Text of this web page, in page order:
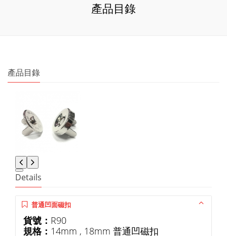
產品目錄
產品目錄
Details
普通凹面磁扣
貨號： R90
規格： 14mm , 18mm 普通凹磁扣